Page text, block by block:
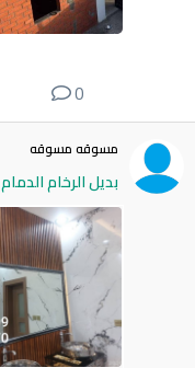
0
مسوقه مسوقه
بديل الرخام الدمام